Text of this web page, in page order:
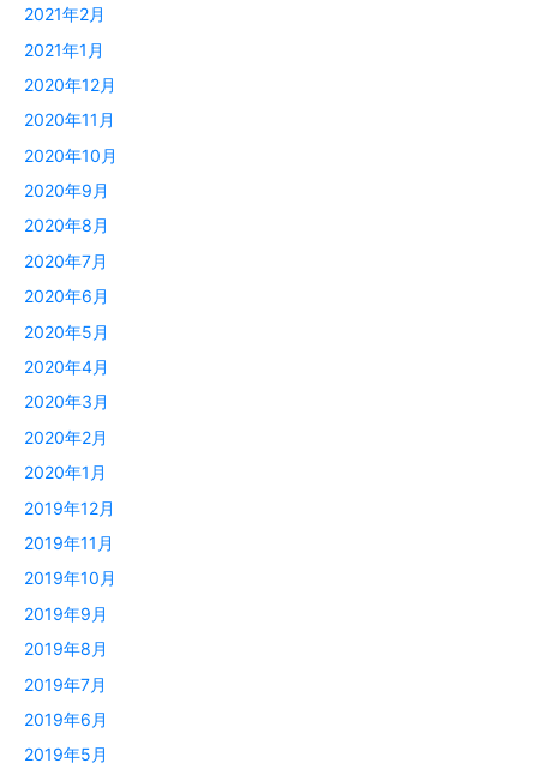
2021年2月
2021年1月
2020年12月
2020年11月
2020年10月
2020年9月
2020年8月
2020年7月
2020年6月
2020年5月
2020年4月
2020年3月
2020年2月
2020年1月
2019年12月
2019年11月
2019年10月
2019年9月
2019年8月
2019年7月
2019年6月
2019年5月